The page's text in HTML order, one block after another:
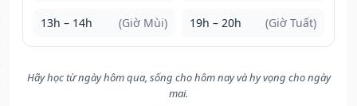
13h – 14h (Giờ Mùi) 19h – 20h (Giờ Tuất)
Hãy học từ ngày hôm qua, sống cho hôm nay và hy vọng cho ngày
mai.